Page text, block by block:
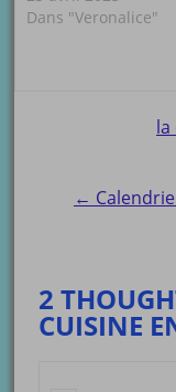
Dans "Veronalice"
la
←
2
CUISINE